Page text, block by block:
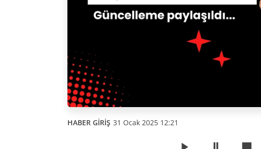
HABER GİRİŞ 31 Ocak 2025 12:21